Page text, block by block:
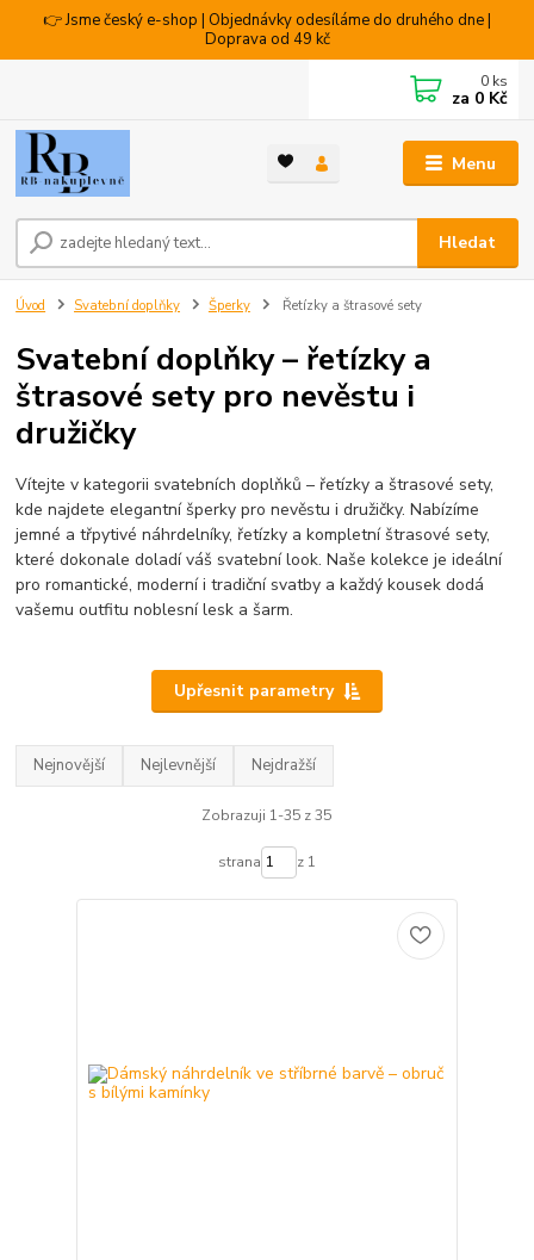
👉 Jsme český e-shop | Objednávky odesíláme do druhého dne |
Doprava od 49 kč
Menu
Hledat
0 ks
za 0 Kč
Úvod Svatební doplňky Šperky Řetízky a štrasové sety
Svatební doplňky – řetízky a
štrasové sety pro nevěstu i
družičky
Vítejte v kategorii svatebních doplňků – řetízky a štrasové sety,
kde najdete elegantní šperky pro nevěstu i družičky. Nabízíme
jemné a třpytivé náhrdelníky, řetízky a kompletní štrasové sety,
které dokonale doladí váš svatební look. Naše kolekce je ideální
pro romantické, moderní i tradiční svatby a každý kousek dodá
vašemu outfitu noblesní lesk a šarm.
Upřesnit parametry
Nejnovější Nejlevnější Nejdražší
Zobrazuji 1-35 z 35
strana z 1